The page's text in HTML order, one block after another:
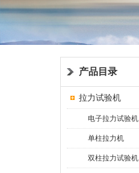
产品目录
拉力试验机
电子拉力试验机
单柱拉力机
双柱拉力试验机